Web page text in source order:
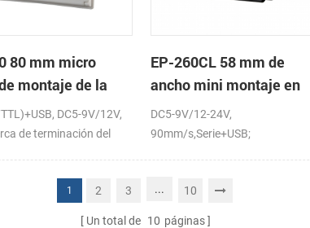
80 mm micro
montaje de la
térmica de
DC5-9V/12V,
de terminación del
EP-260CL 58 mm de
ancho mini montaje en
panel de la impresora
térmica con auto-cortador
DC5-9V/12-24V,
90mm/s,Serie+USB;
1 2 3 ... 10
Un total de 10 páginas